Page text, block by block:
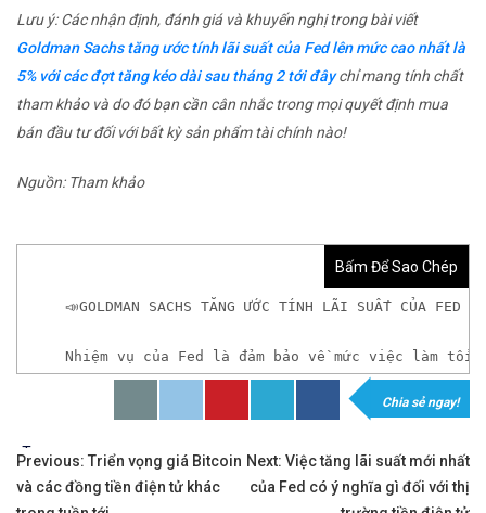
Lưu ý: Các nhận định, đánh giá và khuyến nghị trong bài viết
Goldman Sachs tăng ước tính lãi suất của Fed lên mức cao nhất là
5% với các đợt tăng kéo dài sau tháng 2 tới đâychỉ mang tính chất
tham khảo và do đó bạn cần cân nhắc trong mọi quyết định mua
bán đầu tư đối với bất kỳ sản phẩm tài chính nào!
Nguồn: Tham khảo
Bấm Để Sao Chép
📣GOLDMAN SACHS TĂNG ƯỚC TÍNH LÃI SUẤT CỦA
Nhiệm vụ của Fed là đảm bảo về mức việc làm
𝘟𝘦𝘮 𝘤𝘩𝘪 𝘵𝘪ế𝘵: https://chungkhoanforex.com/
✨🏆Đầ𝐮 𝐭ư 𝐯à 𝐋ướ𝐭 𝐬ó𝐧𝐠 𝐜á𝐜 𝐜ổ 𝐩𝐡𝐢ế𝐮 𝐭𝐫ê𝐧 𝐭𝐡ị 𝐭𝐫ườ𝐧𝐠
✅𝘔ở 𝘵à𝘪 𝘬𝘩𝘰ả𝘯 𝘵𝘳ê𝘯 𝘴à𝘯 𝘌𝘹𝘯𝘦𝘴𝘴 𝘜𝘺 𝘛í𝘯 𝘷à 𝘱𝘩ù
Chia sẻ ngay!
Tags:
Điều
Previous: Triển vọng giá Bitcoin
và các đồng tiền điện tử khác
Next: Việc tăng lãi suất mới nhất
của Fed có ý nghĩa gì đối với thị